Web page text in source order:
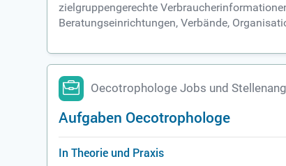
zielgruppengerechte
Beratungseinrichtungen, Verbände,
Oecotrophologe Jobs und
Aufgaben Oecotrophologe
In Theorie und Praxis